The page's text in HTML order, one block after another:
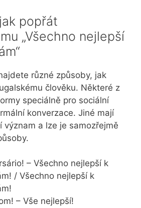
popřát
„Všechno nejlepší
různé způsoby, jak
člověku. Některé z
speciálně pro sociální
konverzace. Jiné mají
význam a lze je samozřejmě
– Všechno nejlepší k
/ Všechno nejlepší k
– Vše nejlepší!